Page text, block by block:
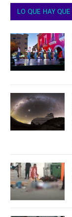
LO QUE HAY QUE